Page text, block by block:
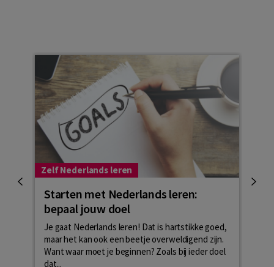
Zelf Nederlands leren
Starten met Nederlands leren:
bepaal jouw doel
Je gaat Nederlands leren! Dat is hartstikke goed,
maar het kan ook een beetje overweldigend zijn.
Want waar moet je beginnen? Zoals bij ieder doel
dat...